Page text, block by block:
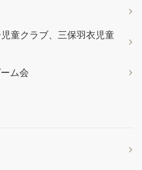
童クラブ、三保羽衣児童
ム会